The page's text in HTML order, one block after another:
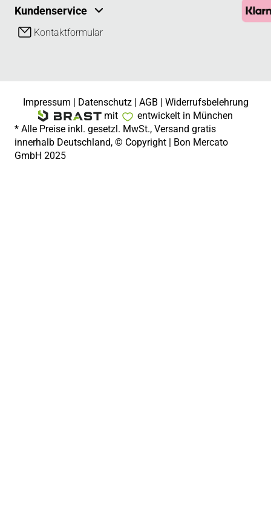
Kundenservice
Kontaktformular
Impressum | Datenschutz| AGB | Widerrufsbelehrung
mit
entwickelt in München
* Alle Preise inkl. gesetzl. MwSt., Versand gratis
innerhalb Deutschland, © Copyright | Bon Mercato
GmbH 2025